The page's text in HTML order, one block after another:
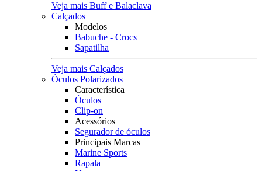
Veja mais Buff e Balaclava
Calçados
Modelos
Babuche - Crocs
Sapatilha
Veja mais Calçados
Óculos Polarizados
Característica
Óculos
Clip-on
Acessórios
Segurador de óculos
Principais Marcas
Marine Sports
Rapala